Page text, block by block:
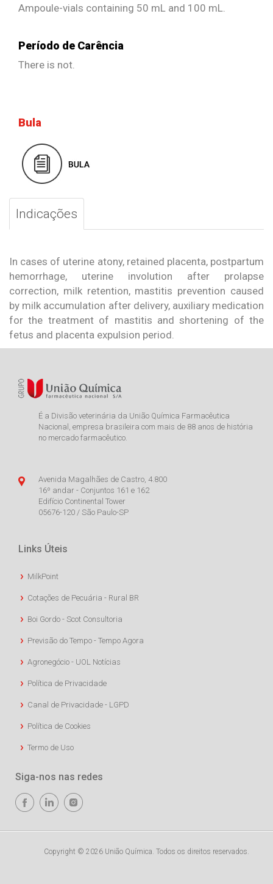
Ampoule-vials containing 50 mL and 100 mL.
Período de Carência
There is not.
Bula
Indicações
In cases of uterine atony, retained placenta, postpartum
hemorrhage, uterine involution after prolapse
correction, milk retention, mastitis prevention caused
by milk accumulation after delivery, auxiliary medication
for the treatment of mastitis and shortening of the
fetus and placenta expulsion period.
É a Divisão veterinária da União Química Farmacêutica
Nacional, empresa brasileira com mais de 88 anos de história
no mercado farmacêutico.
Avenida Magalhães de Castro, 4.800
16º andar - Conjuntos 161 e 162
Edifício Continental Tower
05676-120 / São Paulo-SP
Links Úteis
MilkPoint
Cotações de Pecuária - Rural BR
Boi Gordo - Scot Consultoria
Previsão do Tempo - Tempo Agora
Agronegócio - UOL Notícias
Política de Privacidade
Canal de Privacidade - LGPD
Política de Cookies
Termo de Uso
Siga-nos nas redes
Copyright © 2026 União Química. Todos os direitos reservados.